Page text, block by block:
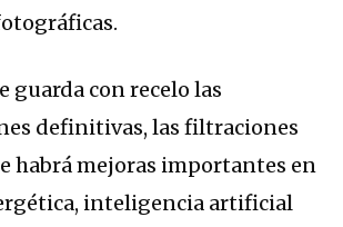
guarda con recelo las
definitivas, las filtraciones
habrá mejoras importantes en
inteligencia artificial